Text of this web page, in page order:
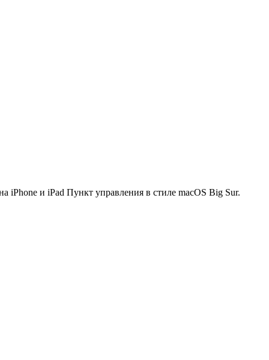
iPhone и iPad Пункт управления в стиле macOS Big Sur.